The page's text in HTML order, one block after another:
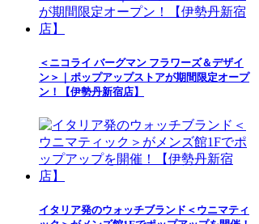
＜ニコライ バーグマン フラワーズ＆デザイ
ン＞｜ポップアップストアが期間限定オープ
ン！【伊勢丹新宿店】
イタリア発のウォッチブランド＜ウニマティ